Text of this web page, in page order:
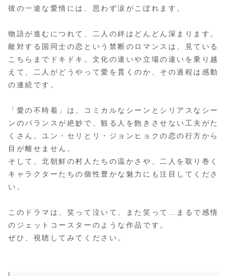
彼の一途な愛情には、思わず涙がこぼれます。
物語が進むにつれて、二人の絆はどんどん深まります。
敵対する国同士の恋という禁断のロマンスは、見ている
こちらまでドキドキ。文化の違いや立場の違いを乗り越
えて、二人がどうやって愛を貫くのか、その過程は感動
の連続です。
「愛の不時着」は、コミカルなシーンとシリアスなシー
ンのバランスが絶妙で、観る人を飽きさせない工夫がた
くさん。ユン・セリとリ・ジョンヒョクの恋の行方から
目が離せません。
そして、北朝鮮の村人たちの温かさや、二人を取り巻く
キャラクターたちの個性豊かな魅力にも注目してくださ
い。
このドラマは、笑って泣いて、また笑って…まるで感情
のジェットコースターのような作品です。
ぜひ、視聴してみてください。